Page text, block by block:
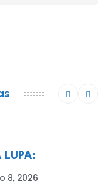
LUPA:
8, 2026